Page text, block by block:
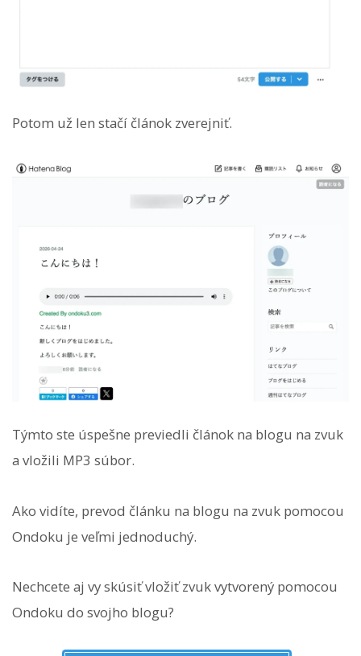
Potom už len stačí článok zverejniť.
Týmto ste úspešne previedli článok na blogu na zvuk
a vložili MP3 súbor.
Ako vidíte, prevod článku na blogu na zvuk pomocou
Ondoku je veľmi jednoduchý.
Nechcete aj vy skúsiť vložiť zvuk vytvorený pomocou
Ondoku do svojho blogu?